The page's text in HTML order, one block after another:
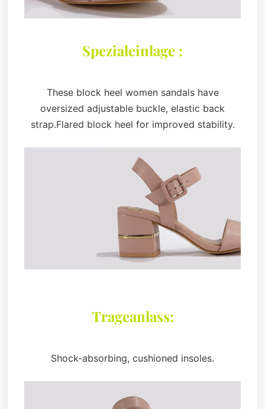
Spezialeinlage :
These block heel women sandals have
oversized adjustable buckle, elastic back
strap.Flared block heel for improved stability.
Trageanlass:
Shock-absorbing, cushioned insoles.